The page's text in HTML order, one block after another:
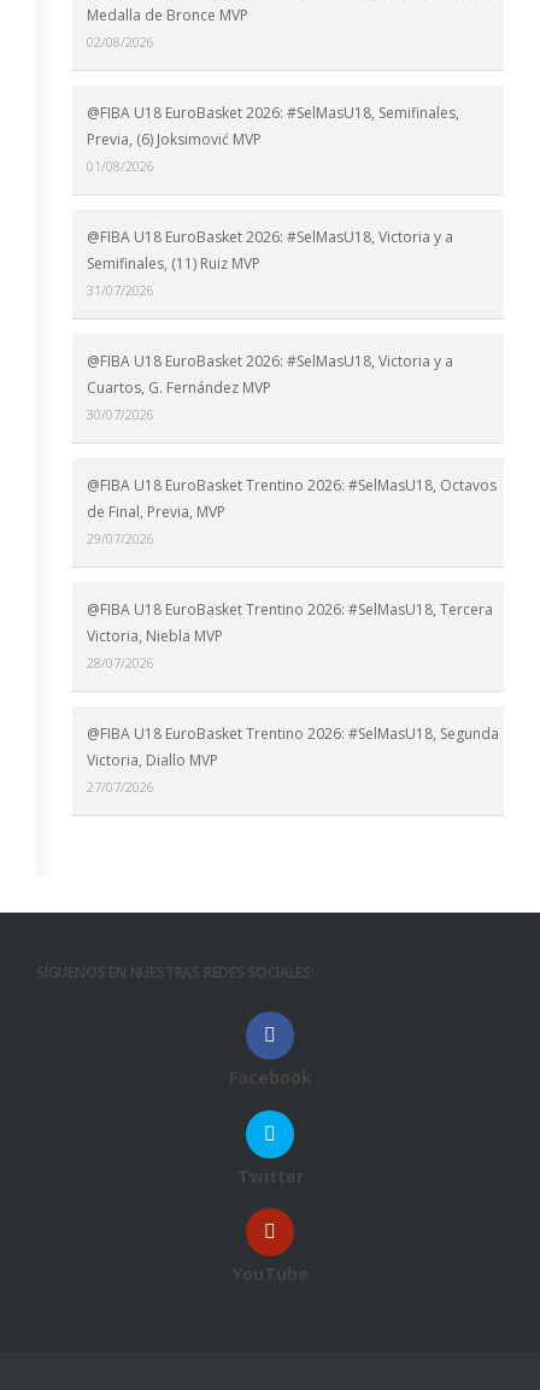
Medalla de Bronce MVP
02/08/2026
@FIBA U18 EuroBasket 2026: #SelMasU18, Semifinales,
Previa, (6) Joksimović MVP
01/08/2026
@FIBA U18 EuroBasket 2026: #SelMasU18, Victoria y a
Semifinales, (11) Ruiz MVP
31/07/2026
@FIBA U18 EuroBasket 2026: #SelMasU18, Victoria y a
Cuartos, G. Fernández MVP
30/07/2026
@FIBA U18 EuroBasket Trentino 2026: #SelMasU18, Octavos
de Final, Previa, MVP
29/07/2026
@FIBA U18 EuroBasket Trentino 2026: #SelMasU18, Tercera
Victoria, Niebla MVP
28/07/2026
@FIBA U18 EuroBasket Trentino 2026: #SelMasU18, Segunda
Victoria, Diallo MVP
27/07/2026
SÍGUENOS EN NUESTRAS REDES SOCIALES:
Facebook
Twitter
YouTube